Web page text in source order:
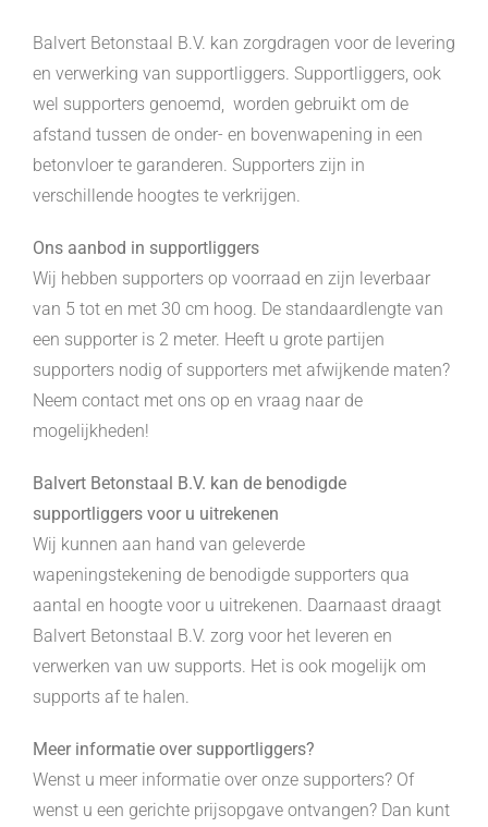
Balvert Betonstaal B.V. kan zorgdragen voor de levering
en verwerking van supportliggers. Supportliggers, ook
wel supporters genoemd, worden gebruikt om de
afstand tussen de onder- en bovenwapening in een
betonvloer te garanderen. Supporters zijn in
verschillende hoogtes te verkrijgen.
Ons aanbod in supportliggers
Wij hebben supporters op voorraad en zijn leverbaar
van 5 tot en met 30 cm hoog. De standaardlengte van
een supporter is 2 meter. Heeft u grote partijen
supporters nodig of supporters met afwijkende maten?
Neem contact met ons op en vraag naar de
mogelijkheden!
Balvert Betonstaal B.V. kan de benodigde
supportliggers voor u uitrekenen
Wij kunnen aan hand van geleverde
wapeningstekening de benodigde supporters qua
aantal en hoogte voor u uitrekenen. Daarnaast draagt
Balvert Betonstaal B.V. zorg voor het leveren en
verwerken van uw supports. Het is ook mogelijk om
supports af te halen.
Meer informatie over supportliggers?
Wenst u meer informatie over onze supporters? Of
wenst u een gerichte prijsopgave ontvangen? Dan kunt